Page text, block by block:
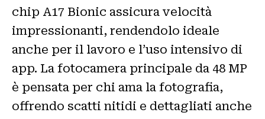
chip A17 Bionic assicura velocità
impressionanti, rendendolo ideale
anche per il lavoro e l’uso intensivo di
app. La fotocamera principale da 48 MP
è pensata per chi ama la fotografia,
offrendo scatti nitidi e dettagliati anche